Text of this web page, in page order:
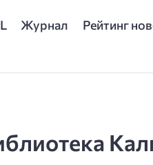
Журнал Рейтинг